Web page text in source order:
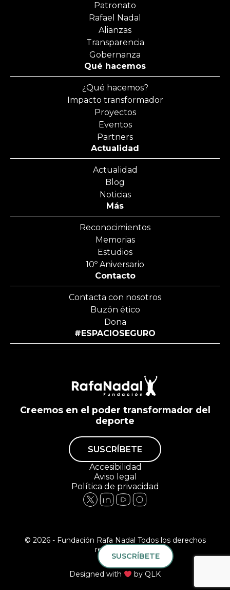
Patronato
Rafael Nadal
Alianzas
Transparencia
Gobernanza
Qué hacemos
¿Qué hacemos?
Impacto transformador
Proyectos
Eventos
Partners
Actualidad
Actualidad
Blog
Noticias
Más
Reconocimientos
Memorias
Estudios
10º Aniversario
Contacto
Contacta con nosotros
Buzón ético
Dona
#ESPACIOSEGURO
Creemos en el poder transformador del
deporte
SUSCRÍBETE
Accesibilidad
Aviso legal
Política de privacidad
© 2026 - Fundación Rafa Nadal Todos los derechos
reservados.
Designed with by QLK
SUSCRÍBETE